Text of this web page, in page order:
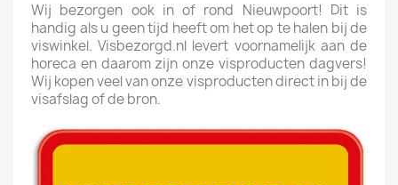
Wij bezorgen ook in of rond Nieuwpoort! Dit is
handig als u geen tijd heeft om het op te halen bij de
viswinkel. Visbezorgd.nl levert voornamelijk aan de
horeca en daarom zijn onze visproducten dagvers!
Wij kopen veel van onze visproducten direct in bij de
visafslag of de bron.